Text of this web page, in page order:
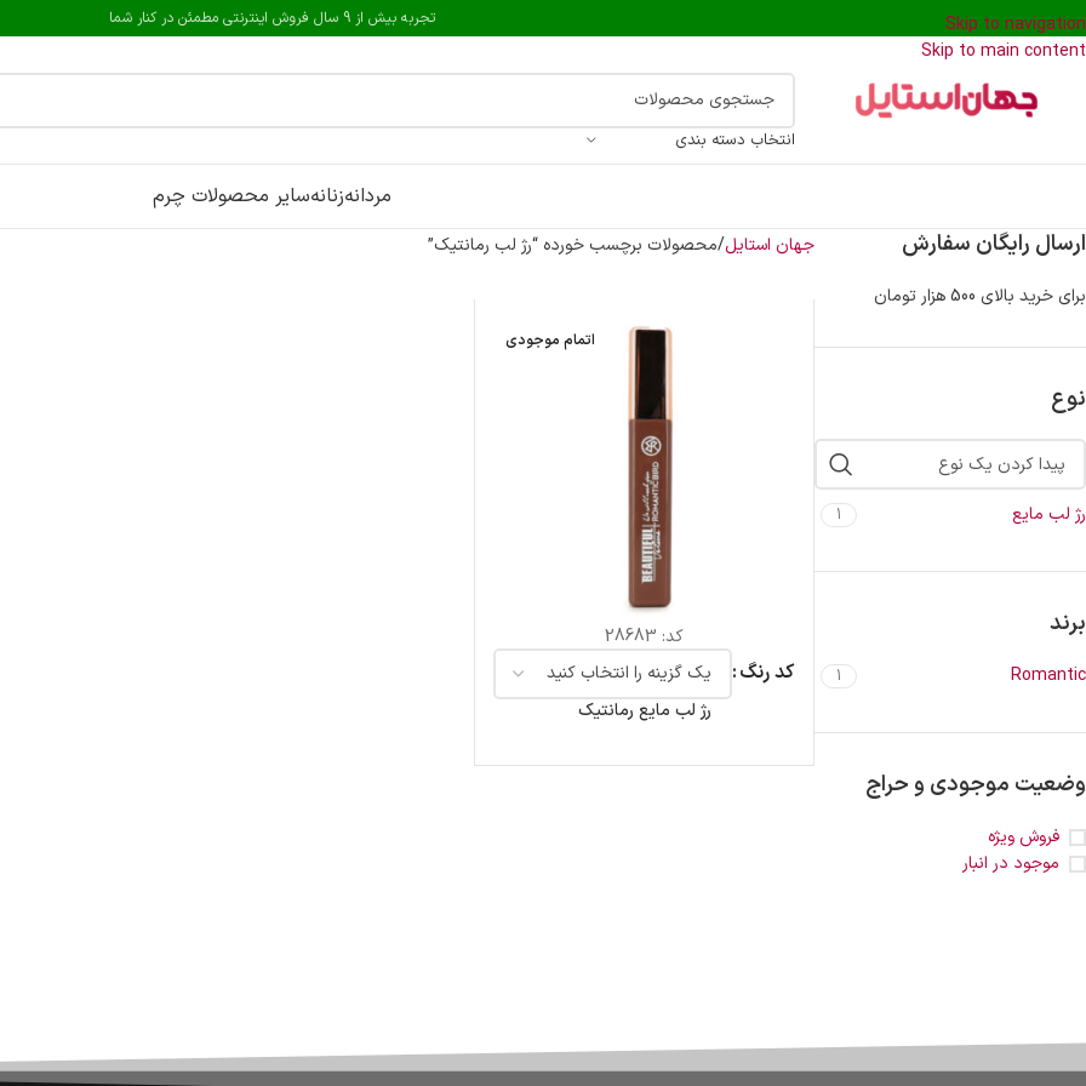
Skip to navigation
Skip to main content
تجربه بیش از 9 سال فروش اینترنتی مطمئن در کنار شما
انتخاب دسته بندی
مردانهزنانهسایر محصولات چرم
ارسال رایگان سفارش
برای خرید بالای 500 هزار تومان
نوع
رژ لب مایع 1
برند
Romantic
1
وضعیت موجودی و حراج
فروش ویژه
موجود در انبار
جهان استایل محصولات برچسب خورده “رژ لب رمانتیک”
اتمام موجودی
کد: 28683
کد رنگ
رژ لب مایع رمانتیک